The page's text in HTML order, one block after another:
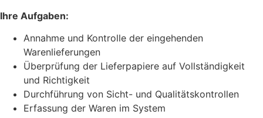
Ihre Aufgaben:
Annahme und Kontrolle der eingehenden
Warenlieferungen
Überprüfung der Lieferpapiere auf Vollständigkeit
und Richtigkeit
Durchführung von Sicht- und Qualitätskontrollen
Erfassung der Waren im System